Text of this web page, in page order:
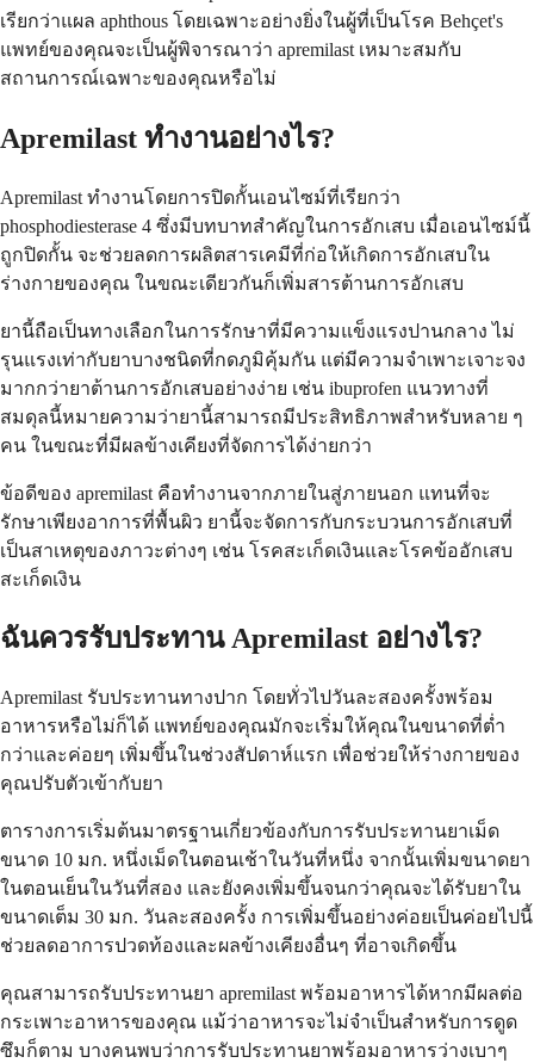
เรียกว่าแผล aphthous โดยเฉพาะอย่างยิ่งในผู้ที่เป็นโรค Behçet's
แพทย์ของคุณจะเป็นผู้พิจารณาว่า apremilast เหมาะสมกับ
สถานการณ์เฉพาะของคุณหรือไม่
Apremilast ทำงานอย่างไร?
Apremilast ทำงานโดยการปิดกั้นเอนไซม์ที่เรียกว่า
phosphodiesterase 4 ซึ่งมีบทบาทสำคัญในการอักเสบ เมื่อเอนไซม์นี้
ถูกปิดกั้น จะช่วยลดการผลิตสารเคมีที่ก่อให้เกิดการอักเสบใน
ร่างกายของคุณ ในขณะเดียวกันก็เพิ่มสารต้านการอักเสบ
ยานี้ถือเป็นทางเลือกในการรักษาที่มีความแข็งแรงปานกลาง ไม่
รุนแรงเท่ากับยาบางชนิดที่กดภูมิคุ้มกัน แต่มีความจำเพาะเจาะจง
มากกว่ายาต้านการอักเสบอย่างง่าย เช่น ibuprofen แนวทางที่
สมดุลนี้หมายความว่ายานี้สามารถมีประสิทธิภาพสำหรับหลาย ๆ
คน ในขณะที่มีผลข้างเคียงที่จัดการได้ง่ายกว่า
ข้อดีของ apremilast คือทำงานจากภายในสู่ภายนอก แทนที่จะ
รักษาเพียงอาการที่พื้นผิว ยานี้จะจัดการกับกระบวนการอักเสบที่
เป็นสาเหตุของภาวะต่างๆ เช่น โรคสะเก็ดเงินและโรคข้ออักเสบ
สะเก็ดเงิน
ฉันควรรับประทาน Apremilast อย่างไร?
Apremilast รับประทานทางปาก โดยทั่วไปวันละสองครั้งพร้อม
อาหารหรือไม่ก็ได้ แพทย์ของคุณมักจะเริ่มให้คุณในขนาดที่ต่ำ
กว่าและค่อยๆ เพิ่มขึ้นในช่วงสัปดาห์แรก เพื่อช่วยให้ร่างกายของ
คุณปรับตัวเข้ากับยา
ตารางการเริ่มต้นมาตรฐานเกี่ยวข้องกับการรับประทานยาเม็ด
ขนาด 10 มก. หนึ่งเม็ดในตอนเช้าในวันที่หนึ่ง จากนั้นเพิ่มขนาดยา
ในตอนเย็นในวันที่สอง และยังคงเพิ่มขึ้นจนกว่าคุณจะได้รับยาใน
ขนาดเต็ม 30 มก. วันละสองครั้ง การเพิ่มขึ้นอย่างค่อยเป็นค่อยไปนี้
ช่วยลดอาการปวดท้องและผลข้างเคียงอื่นๆ ที่อาจเกิดขึ้น
คุณสามารถรับประทานยา apremilast พร้อมอาหารได้หากมีผลต่อ
กระเพาะอาหารของคุณ แม้ว่าอาหารจะไม่จำเป็นสำหรับการดูด
ซึมก็ตาม บางคนพบว่าการรับประทานยาพร้อมอาหารว่างเบาๆ